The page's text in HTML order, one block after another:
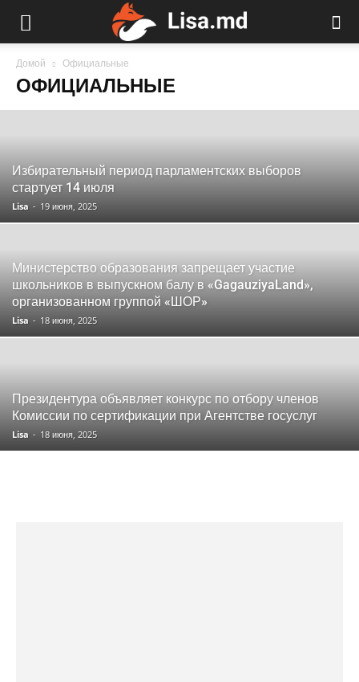
Домой Официальные
ОФИЦИАЛЬНЫЕ
Избирательный период парламентских выборов
стартует 14 июля
Lisa - 19 июня, 2025
Министерство образования запрещает участие
школьников в выпускном балу в «GagauziyaLand»,
организованном группой «ШОР»
Lisa - 18 июня, 2025
Президентура объявляет конкурс по отбору членов
Комиссии по сертификации при Агентстве госуслуг
Lisa - 18 июня, 2025